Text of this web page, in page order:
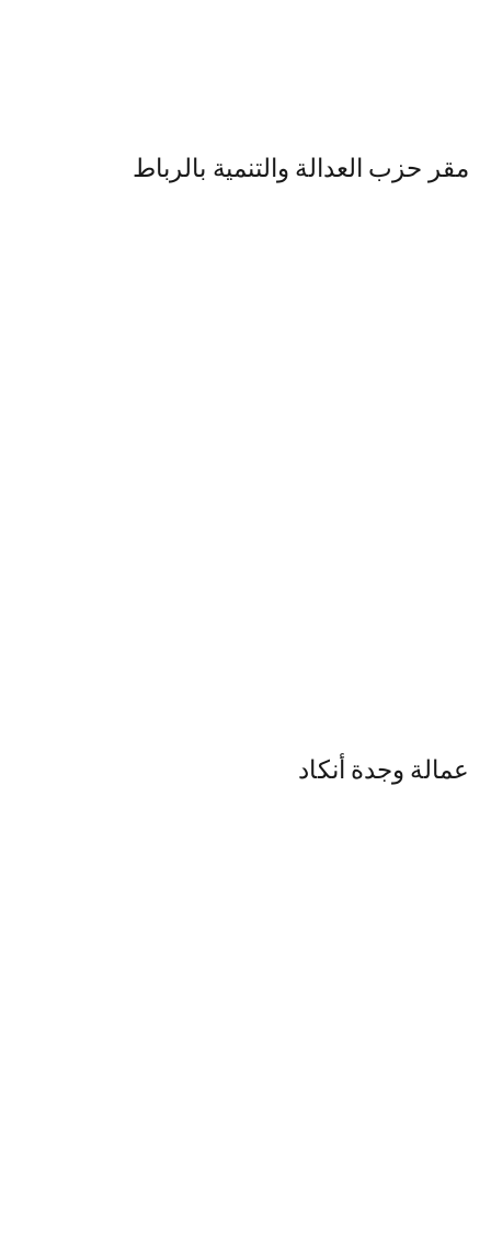
مقر حزب العدالة والتنمية بالرباط
عمالة وجدة أنكاد